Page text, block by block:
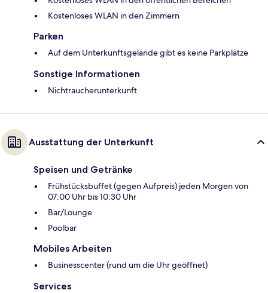
Kostenloses WLAN in den Zimmern
Parken
Auf dem Unterkunftsgelände gibt es keine Parkplätze
Sonstige Informationen
Nichtraucherunterkunft
Ausstattung der Unterkunft
Speisen und Getränke
Frühstücksbuffet (gegen Aufpreis) jeden Morgen von
07:00 Uhr bis 10:30 Uhr
Bar/Lounge
Poolbar
Mobiles Arbeiten
Businesscenter (rund um die Uhr geöffnet)
Services